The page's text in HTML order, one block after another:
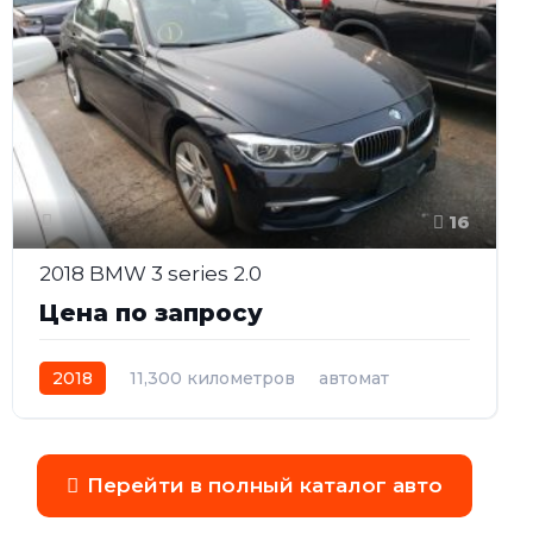
16
2018 BMW 3 series 2.0
Цена по запросу
2018 11,300 километров
автомат
Перейти в полный каталог авто